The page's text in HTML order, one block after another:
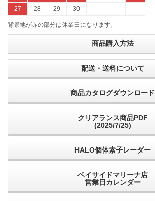
27
28 29 30
背景地が赤の部分は休業日になります。
商品購入方法
配送・送料について
商品カタログダウンロード
クリアランス商品PDF
(2025/7/25)
HALO個体素子レーダー
ベイサイドマリーナ店
営業日カレンダー